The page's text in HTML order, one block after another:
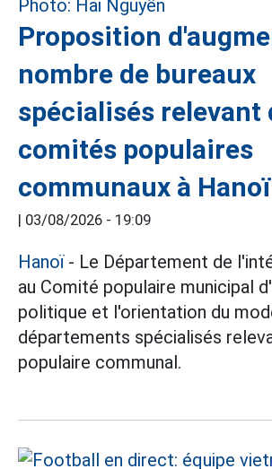
Proposition
nombre de bureaux
spécialisés relevant
comités populaires
communaux à Hanoï
| 03/08/2026 - 19:09
Hanoï- Le Département de
au Comité populaire municipal
politique et l'orientation du
départements spécialisés
populaire communal.